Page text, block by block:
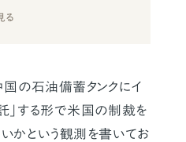
る
の石油備蓄タンクにイ
」する形で米国の制裁を
かという観測を書いてお